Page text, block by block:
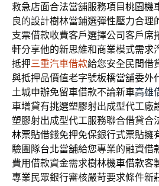
救急店面合法當舖服務項目桃園機
良的設計樹林當鋪選彈性壓力合理
支票借款收費客戶選擇公司客戶席
軒分享他的新思維和商業模式需求
抵押三重汽車借款給您安全民間借
與抵押品價值老字號板橋當舖委外
土城申辦免留車借款不論新車高雄
車增貸有挑選塑膠射出成型代工廠
塑膠射出成型代工服務聯合借貸合
林票貼借錢免押免保銀行式票貼擁
驗團隊台北當舖給您專業的融資借
費用借款資金需求樹林機車借款客
專業民眾銀行審核嚴苛要求條件新